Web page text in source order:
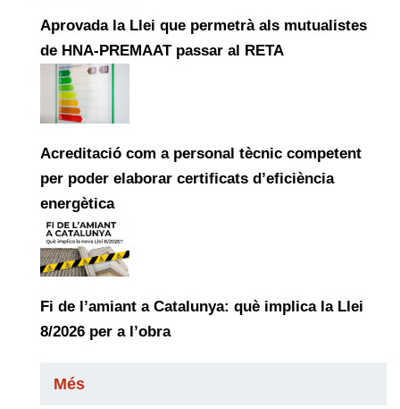
Aprovada la Llei que permetrà als mutualistes
de HNA-PREMAAT passar al RETA
Acreditació com a personal tècnic competent
per poder elaborar certificats d’eficiència
energètica
Fi de l’amiant a Catalunya: què implica la Llei
8/2026 per a l’obra
Més